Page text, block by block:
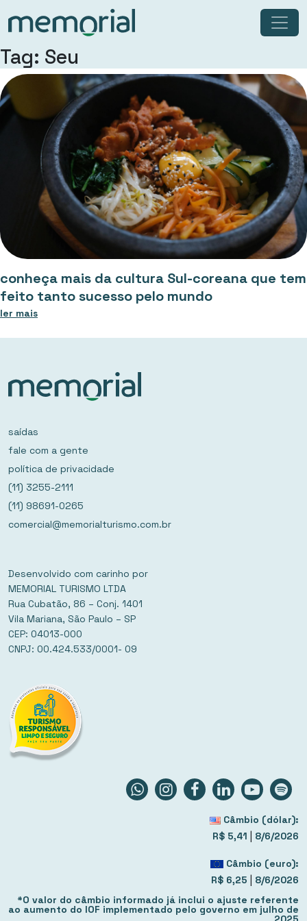
Tag: Seu
conheça mais da cultura Sul-coreana que tem
feito tanto sucesso pelo mundo
ler mais
saídas
fale com a gente
política de privacidade
(11) 3255-2111
(11) 98691-0265
comercial@memorialturismo.com.br
Desenvolvido com carinho por
MEMORIAL TURISMO LTDA
Rua Cubatão, 86 – Conj. 1401
Vila Mariana, São Paulo – SP
CEP: 04013-000
CNPJ: 00.424.533/0001- 09
Câmbio (dólar):
R$ 5,41 | 8/6/2026
Câmbio (euro):
R$ 6,25 | 8/6/2026
*O valor do câmbio informado já inclui o ajuste referente
ao aumento do IOF implementado pelo governo em julho de